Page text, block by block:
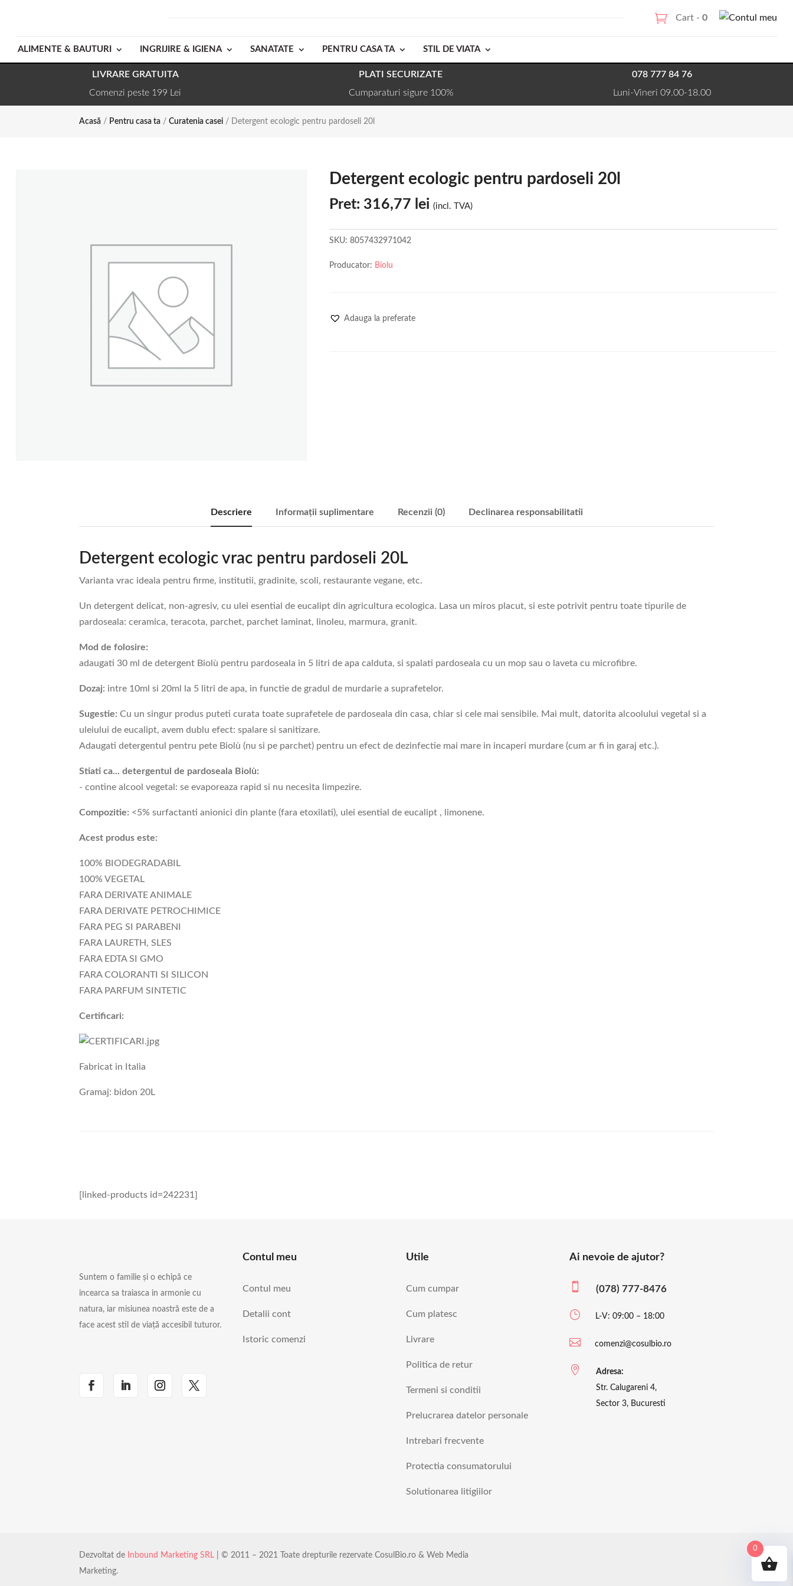
Cart -0
ALIMENTE & BAUTURI INGRIJIRE & IGIENA SANATATE PENTRU CASA TA STIL DE VIATA
LIVRARE GRATUITA
Comenzi peste 199 Lei
PLATI SECURIZATE
Cumparaturi sigure 100%
078 777 84 76
Luni-Vineri 09.00-18.00
Acasă / Pentru casa ta /Curatenia casei / Detergent ecologic pentru pardoseli 20l
Detergent ecologic pentru pardoseli 20l
Pret: 316,77 lei (incl. TVA)
SKU:8057432971042
Producator: Biolu
Adauga la preferate
Descriere Informații suplimentare Recenzii (0) Declinarea responsabilitatii
Detergent ecologic vrac pentru pardoseli 20L
Varianta vrac ideala pentru firme, institutii, gradinite, scoli, restaurante vegane, etc.
Un detergent delicat, non-agresiv, cu ulei esential de eucalipt din agricultura ecologica. Lasa un miros placut, si este potrivit pentru toate tipurile de
pardoseala: ceramica, teracota, parchet, parchet laminat, linoleu, marmura, granit.
Mod de folosire:
adaugati 30 ml de detergent Biolù pentru pardoseala in 5 litri de apa calduta, si spalati pardoseala cu un mop sau o laveta cu microfibre.
Dozaj: intre 10ml si 20ml la 5 litri de apa, in functie de gradul de murdarie a suprafetelor.
Sugestie: Cu un singur produs puteti curata toate suprafetele de pardoseala din casa, chiar si cele mai sensibile. Mai mult, datorita alcoolului vegetal si a
uleiului de eucalipt, avem dublu efect: spalare si sanitizare.
Adaugati detergentul pentru pete Biolù (nu si pe parchet) pentru un efect de dezinfectie mai mare in incaperi murdare (cum ar fi in garaj etc.).
Stiati ca... detergentul de pardoseala Biolù:
- contine alcool vegetal: se evaporeaza rapid si nu necesita limpezire.
Compozitie: <5% surfactanti anionici din plante (fara etoxilati), ulei esential de eucalipt , limonene.
Acest produs este:
100% BIODEGRADABIL
100% VEGETAL
FARA DERIVATE ANIMALE
FARA DERIVATE PETROCHIMICE
FARA PEG SI PARABENI
FARA LAURETH, SLES
FARA EDTA SI GMO
FARA COLORANTI SI SILICON
FARA PARFUM SINTETIC
Certificari:
Fabricat in Italia
Gramaj: bidon 20L
[linked-products id=242231]
Suntem o familie și o echipă ce
incearca sa traiasca in armonie cu
natura, iar misiunea noastră este de a
face acest stil de viață accesibil tuturor.
Contul meu
Contul meu
Detalii cont
Istoric comenzi
Utile
Cum cumpar
Cum platesc
Livrare
Politica de retur
Termeni si conditii
Prelucrarea datelor personale
Intrebari frecvente
Protectia consumatorului
Solutionarea litigiilor
Ai nevoie de ajutor?
 (078) 777-8476
} L-V: 09:00 – 18:00
 comenzi@cosulbio.ro

Adresa:
Str. Calugareni 4,
Sector 3, Bucuresti
Dezvoltat de Inbound Marketing SRL | © 2011 – 2021 Toate drepturile rezervate CosulBio.ro & Web Media
Marketing.
0